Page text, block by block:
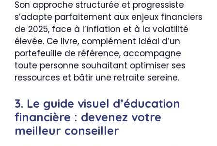
Son approche structurée et progressiste
s’adapte parfaitement aux enjeux financiers
de 2025, face à l’inflation et à la volatilité
élevée. Ce livre, complément idéal d’un
portefeuille de référence, accompagne
toute personne souhaitant optimiser ses
ressources et bâtir une retraite sereine.
3. Le guide visuel d’éducation
financière : devenez votre
meilleur conseiller